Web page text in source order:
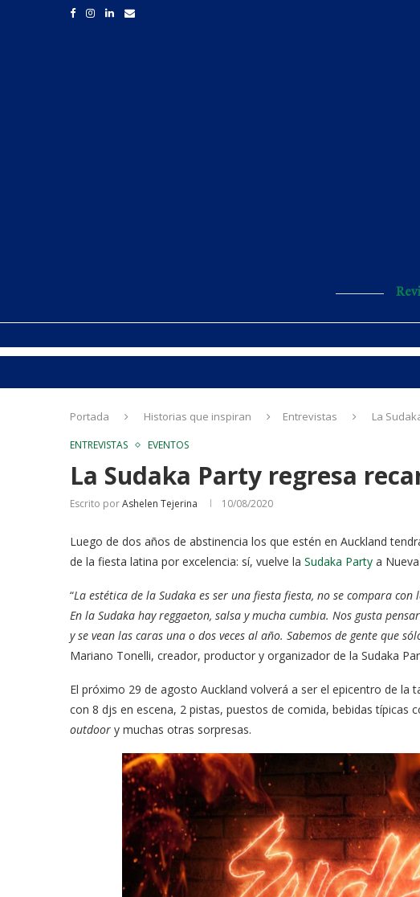
Portada Historias que inspiran Entrevistas La
ENTREVISTAS EVENTOS
La Sudaka Party regresa
Escrito porAshelen Tejerina 10/08/2020
Luego de dos años de abstinencia los que estén en Auckland
de la fiesta latina por excelencia: sí, vuelve la Sudaka Party a
“La estética de la Sudaka es ser una fiesta fiesta, no se compara
En la Sudaka hay reggaeton, salsa y mucha cumbia. Nos gusta
y se vean las caras una o dos veces al año. Sabemos de gente que
Mariano Tonelli, creador, productor y organizador de la Sudaka
El próximo 29 de agosto Auckland volverá a ser el epicentro de la
con 8 djs en escena, 2 pistas, puestos de comida, bebidas típicas
outdoor y muchas otras sorpresas.